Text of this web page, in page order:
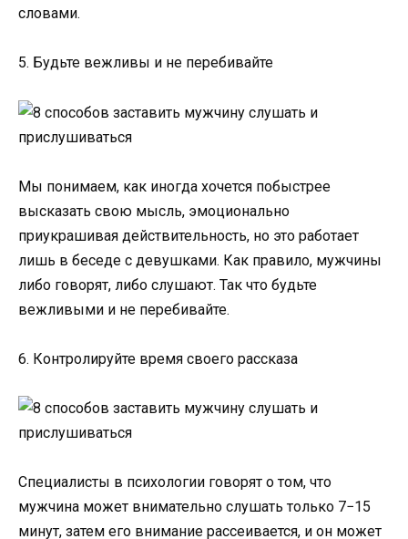
словами.
5. Будьте вежливы и не перебивайте
Мы понимаем, как иногда хочется побыстрее
высказать свою мысль, эмоционально
приукрашивая действительность, но это работает
лишь в беседе с девушками. Как правило, мужчины
либо говорят, либо слушают. Так что будьте
вежливыми и не перебивайте.
6. Контролируйте время своего рассказа
Специалисты в психологии говорят о том, что
мужчина может внимательно слушать только 7−15
минут, затем его внимание рассеивается, и он может